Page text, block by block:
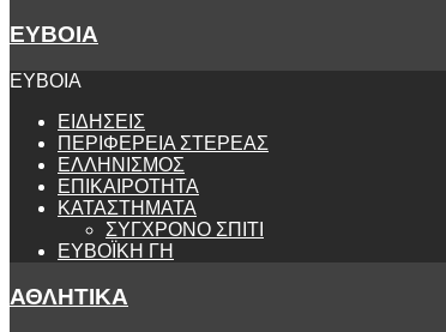
ΕΥΒΟΙΑ
ΕΥΒΟΙΑ
ΕΙΔΗΣΕΙΣ
ΠΕΡΙΦΕΡΕΙΑ ΣΤΕΡΕΑΣ
ΕΛΛΗΝΙΣΜΟΣ
ΕΠΙΚΑΙΡΟΤΗΤΑ
ΚΑΤΑΣΤΗΜΑΤΑ
ΣΥΓΧΡΟΝΟ ΣΠΙΤΙ
ΕΥΒΟΪΚΗ ΓΗ
ΑΘΛΗΤΙΚΑ